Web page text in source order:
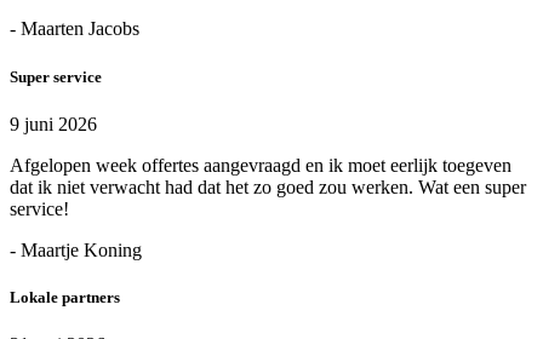
- Maarten Jacobs
Super service
9 juni 2026
Afgelopen week offertes aangevraagd en ik moet eerlijk toegeven
dat ik niet verwacht had dat het zo goed zou werken. Wat een super
service!
- Maartje Koning
Lokale partners